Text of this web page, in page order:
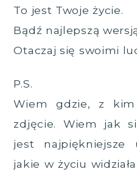
To jest Twoje życie.
Bądź najlepszą
Otaczaj się swoimi
P.S.
Wiem gdzie, z
zdjęcie. Wiem jak
jest najpiękniejsze
jakie w życiu